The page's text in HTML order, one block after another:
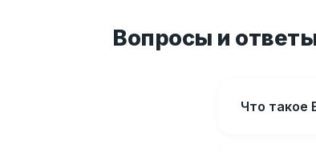
Вопросы и
Что такое